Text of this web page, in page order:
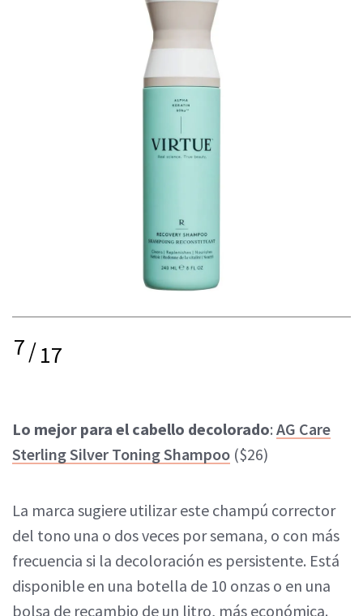
7/17
Lo mejor para el cabello decolorado: AG Care
Sterling Silver Toning Shampoo ($26)
La marca sugiere utilizar este champú corrector
del tono una o dos veces por semana, o con más
frecuencia si la decoloración es persistente. Está
disponible en una botella de 10 onzas o en una
bolsa de recambio de un litro, más económica.